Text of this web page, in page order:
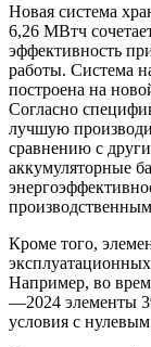
Новая система
6,26 МВтч
эффективность
работы. Система
построена на
Согласно
лучшую
сравнению с
аккумуляторные
Кроме того,
Например, во
—2024 элементы
условия с